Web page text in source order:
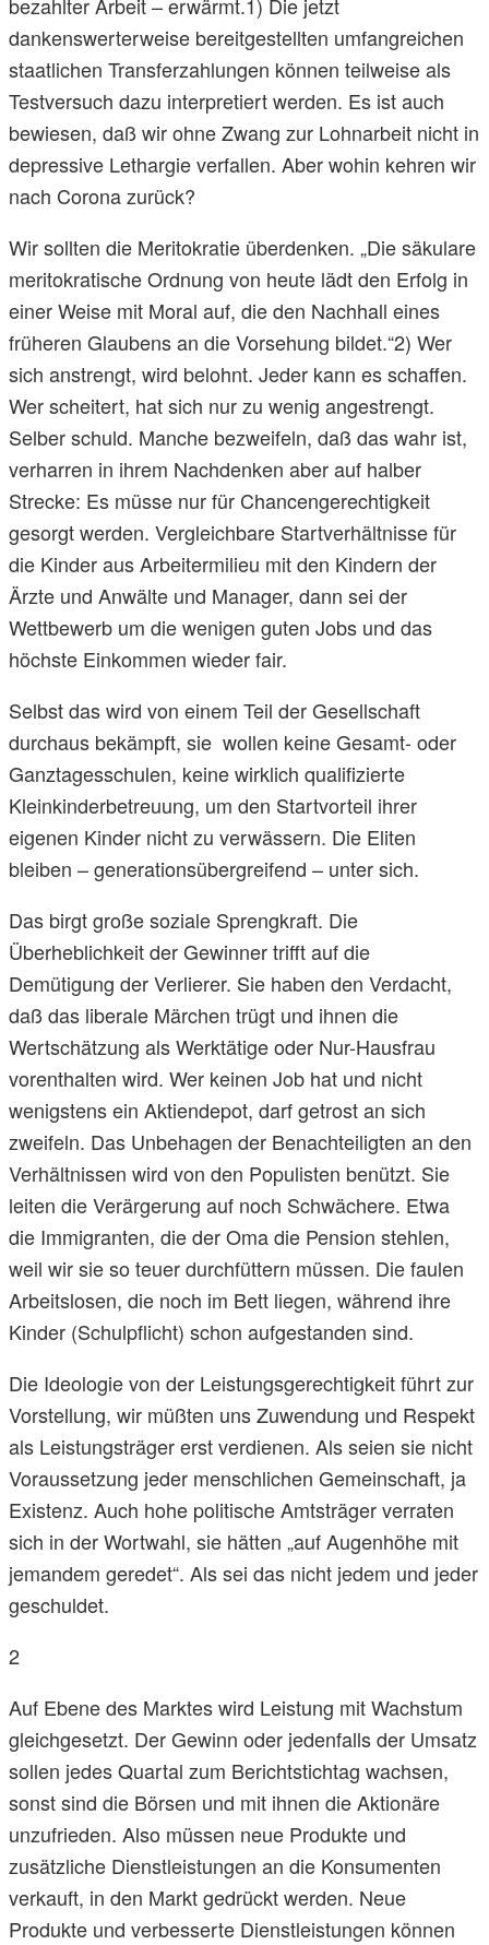
dankenswerterweise bereitgestellten umfangreichen
staatlichen Transferzahlungen können teilweise als
Testversuch dazu interpretiert werden. Es ist auch
bewiesen, daß wir ohne Zwang zur Lohnarbeit nicht in
depressive Lethargie verfallen. Aber wohin kehren wir
nach Corona zurück?
Wir sollten die Meritokratie überdenken. „Die säkulare
meritokratische Ordnung von heute lädt den Erfolg in
einer Weise mit Moral auf, die den Nachhall eines
früheren Glaubens an die Vorsehung bildet.“2) Wer
sich anstrengt, wird belohnt. Jeder kann es schaffen.
Wer scheitert, hat sich nur zu wenig angestrengt.
Selber schuld. Manche bezweifeln, daß das wahr ist,
verharren in ihrem Nachdenken aber auf halber
Strecke: Es müsse nur für Chancengerechtigkeit
gesorgt werden. Vergleichbare Startverhältnisse für
die Kinder aus Arbeitermilieu mit den Kindern der
Ärzte und Anwälte und Manager, dann sei der
Wettbewerb um die wenigen guten Jobs und das
höchste Einkommen wieder fair.
Selbst das wird von einem Teil der Gesellschaft
durchaus bekämpft, sie wollen keine Gesamt- oder
Ganztagesschulen, keine wirklich qualifizierte
Kleinkinderbetreuung, um den Startvorteil ihrer
eigenen Kinder nicht zu verwässern. Die Eliten
bleiben – generationsübergreifend – unter sich.
Das birgt große soziale Sprengkraft. Die
Überheblichkeit der Gewinner trifft auf die
Demütigung der Verlierer. Sie haben den Verdacht,
daß das liberale Märchen trügt und ihnen die
Wertschätzung als Werktätige oder Nur-Hausfrau
vorenthalten wird. Wer keinen Job hat und nicht
wenigstens ein Aktiendepot, darf getrost an sich
zweifeln. Das Unbehagen der Benachteiligten an den
Verhältnissen wird von den Populisten benützt. Sie
leiten die Verärgerung auf noch Schwächere. Etwa
die Immigranten, die der Oma die Pension stehlen,
weil wir sie so teuer durchfüttern müssen. Die faulen
Arbeitslosen, die noch im Bett liegen, während ihre
Kinder (Schulpflicht) schon aufgestanden sind.
Die Ideologie von der Leistungsgerechtigkeit führt zur
Vorstellung, wir müßten uns Zuwendung und Respekt
als Leistungsträger erst verdienen. Als seien sie nicht
Voraussetzung jeder menschlichen Gemeinschaft, ja
Existenz. Auch hohe politische Amtsträger verraten
sich in der Wortwahl, sie hätten „auf Augenhöhe mit
jemandem geredet“. Als sei das nicht jedem und jeder
geschuldet.
2
Auf Ebene des Marktes wird Leistung mit Wachstum
gleichgesetzt. Der Gewinn oder jedenfalls der Umsatz
sollen jedes Quartal zum Berichtstichtag wachsen,
sonst sind die Börsen und mit ihnen die Aktionäre
unzufrieden. Also müssen neue Produkte und
zusätzliche Dienstleistungen an die Konsumenten
verkauft, in den Markt gedrückt werden. Neue
Produkte und verbesserte Dienstleistungen können